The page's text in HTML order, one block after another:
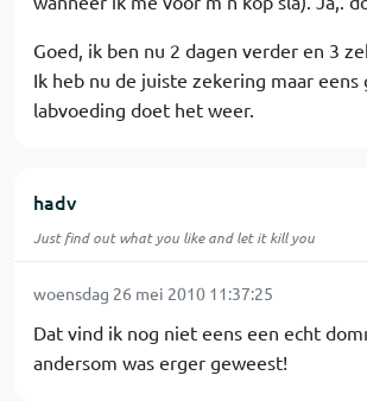
Goed, ik ben nu 2 dagen verder en 3
Ik heb nu de juiste zekering maar eens
labvoeding doet het weer.
hadv
Just find out what you like and let it kill you
woensdag 26 mei 2010 11:37:25
Dat vind ik nog niet eens een echt
andersom was erger geweest!